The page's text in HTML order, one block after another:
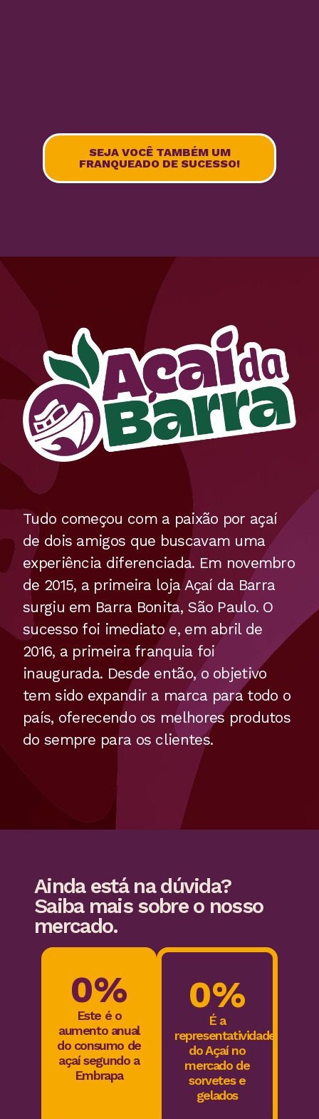
SEJA VOCÊ TAMBÉM UM
FRANQUEADO DE SUCESSO!
Tudo começou com a paixão por açaí
de dois amigos que buscavam uma
experiência diferenciada. Em novembro
de 2015, a primeira loja Açaí da Barra
surgiu em Barra Bonita, São Paulo. O
sucesso foi imediato e, em abril de
2016, a primeira franquia foi
inaugurada. Desde então, o objetivo
tem sido expandir a marca para todo o
país, oferecendo os melhores produtos
do sempre para os clientes.
Ainda está nadúvida?
Saiba maissobre o nosso
mercado.
0%
Este é o
aumento anual
do consumo de
açaí segundo a
Embrapa
0%
É a
representatividade
do Açaí no
mercado de
sorvetes e
gelados